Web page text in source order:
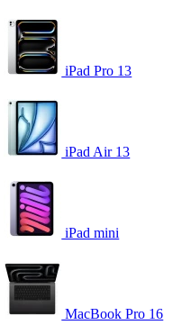
iPad Pro 13
iPad Air 13
iPad mini
MacBook Pro 16